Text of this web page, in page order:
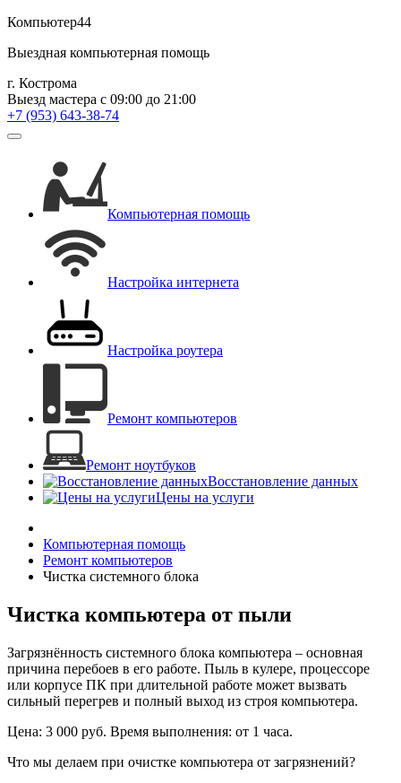
Компьютер44
Выездная компьютерная помощь
г. Кострома
Выезд мастера с 09:00 до 21:00
+7 (953) 643-38-74
Компьютерная помощь
Настройка интернета
Настройка роутера
Ремонт компьютеров
Ремонт ноутбуков
Восстановление данных
Цены на услуги
Компьютерная помощь
Ремонт компьютеров
Чистка системного блока
Чистка компьютера от пыли
Загрязнённость системного блока компьютера – основная
причина перебоев в его работе. Пыль в кулере, процессоре
или корпусе ПК при длительной работе может вызвать
сильный перегрев и полный выход из строя компьютера.
Цена: 3 000 руб. Время выполнения: от 1 часа.
Что мы делаем при очистке компьютера от загрязнений?